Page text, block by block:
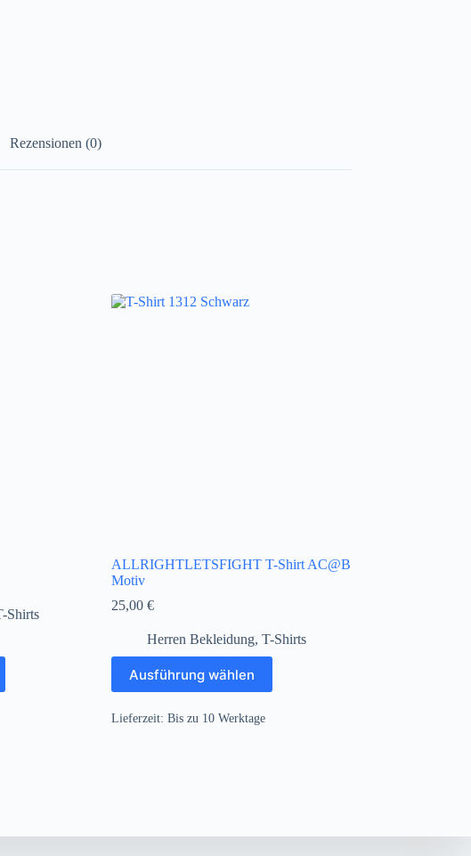
Rezensionen (0)
Shirts
ALLRIGHTLETSFIGHT T-Shirt AC@B
Motiv
25,00 €
Herren Bekleidung, T-Shirts
Ausführung wählen
Dieses
Produkt
weist
mehrere
Varianten
Produktseite
Lieferzeit: Bis zu 10 Werktage